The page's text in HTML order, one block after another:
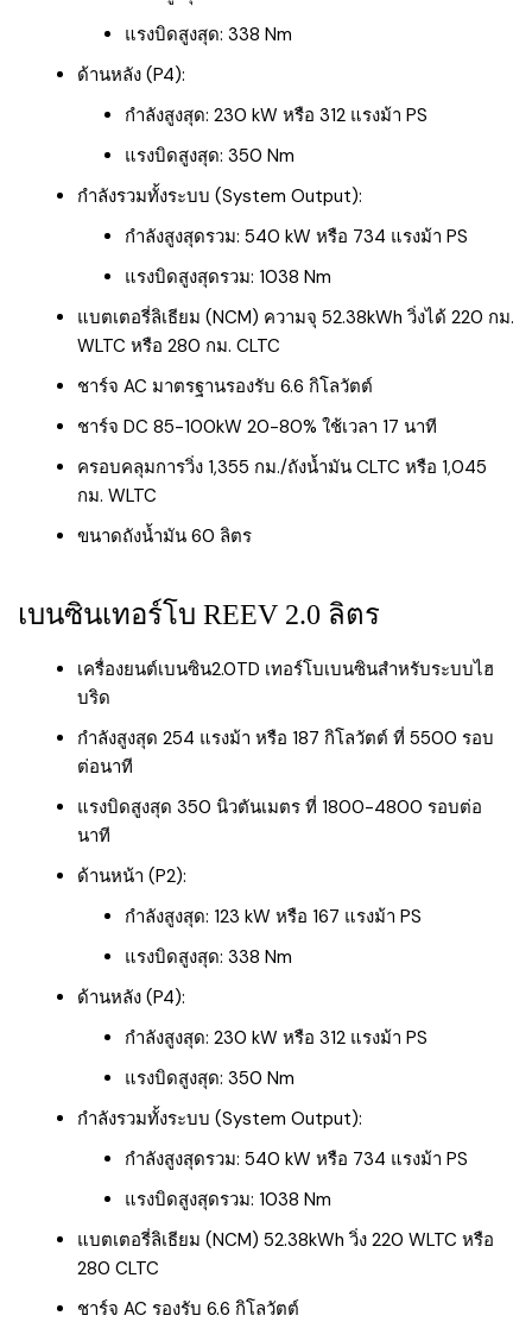
แรงบิดสูงสุด: 338 Nm
ด้านหลัง (P4):
กำลังสูงสุด: 230 kW หรือ 312 แรงม้า PS
แรงบิดสูงสุด: 350 Nm
กำลังรวมทั้งระบบ (System Output):
กำลังสูงสุดรวม: 540 kW หรือ 734 แรงม้า PS
แรงบิดสูงสุดรวม: 1038 Nm
แบตเตอรี่ลิเธียม (NCM) ความจุ 52.38kWh วิ่งได้ 220 กม.
WLTC หรือ 280 กม. CLTC
ชาร์จ AC มาตรฐานรองรับ 6.6 กิโลวัตต์
ชาร์จ DC 85-100kW 20-80% ใช้เวลา 17 นาที
ครอบคลุมการวิ่ง 1,355 กม./ถังน้ำมัน CLTC หรือ 1,045
กม. WLTC
ขนาดถังน้ำมัน 60 ลิตร
เบนซินเทอร์โบ REEV 2.0 ลิตร
เครื่องยนต์เบนซิน2.0TD เทอร์โบเบนซินสำหรับระบบไฮ
บริด
กำลังสูงสุด 254 แรงม้า หรือ 187 กิโลวัตต์ ที่ 5500 รอบ
ต่อนาที
แรงบิดสูงสุด 350 นิวตันเมตร ที่ 1800-4800 รอบต่อ
นาที
ด้านหน้า (P2):
กำลังสูงสุด: 123 kW หรือ 167 แรงม้า PS
แรงบิดสูงสุด: 338 Nm
ด้านหลัง (P4):
กำลังสูงสุด: 230 kW หรือ 312 แรงม้า PS
แรงบิดสูงสุด: 350 Nm
กำลังรวมทั้งระบบ (System Output):
กำลังสูงสุดรวม: 540 kW หรือ 734 แรงม้า PS
แรงบิดสูงสุดรวม: 1038 Nm
แบตเตอรี่ลิเธียม (NCM) 52.38kWh วิ่ง 220 WLTC หรือ
280 CLTC
ชาร์จ AC รองรับ 6.6 กิโลวัตต์